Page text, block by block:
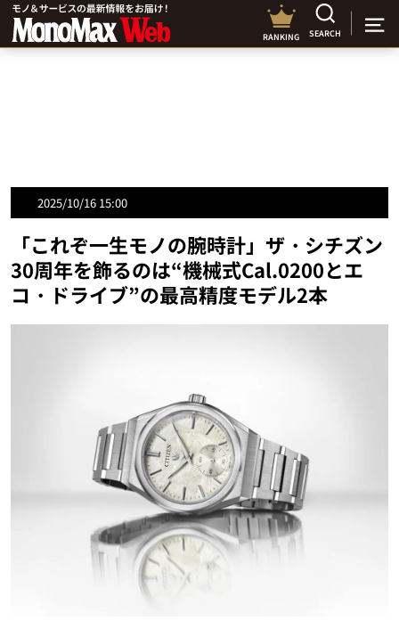
RANKING SEARCH
2025/10/16 15:00
「これぞ一生モノの腕時計」ザ・シチズン
30周年を飾るのは“機械式Cal.0200とエ
コ・ドライブ”の最高精度モデル2本